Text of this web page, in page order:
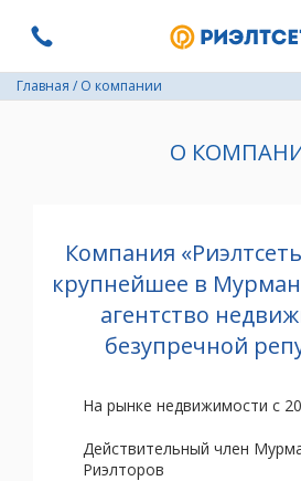
Главная / О компании
О
Компания
крупнейшее в
агентство
безупречной
На рынке недвижимости с
Действительный член
Риэлторов